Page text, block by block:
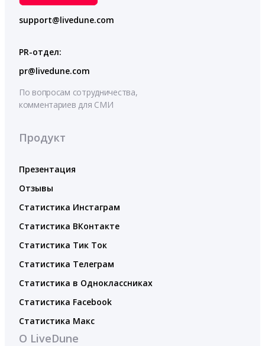
support@livedune.com
PR-отдел:
pr@livedune.com
По вопросам сотрудничества,
комментариев для СМИ
Продукт
Презентация
Отзывы
Статистика Инстаграм
Статистика ВКонтакте
Статистика Тик Ток
Статистика Телеграм
Статистика в Одноклассниках
Статистика Facebook
Статистика Макс
О LiveDune